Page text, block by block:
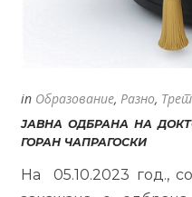
in Образование, Разно,
ЈАВНА ОДБРАНА НА
ГОРАН ЧАПРАГОСКИ
На 05.10.2023 год.,